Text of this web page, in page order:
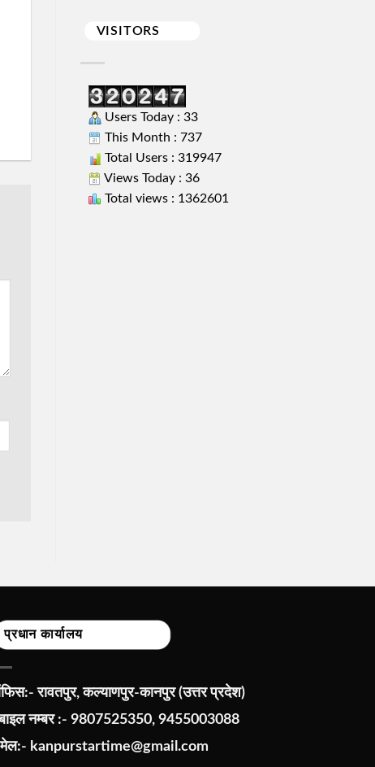
VISITORS
Users Today : 33
This Month : 737
Total Users : 319947
Views Today : 36
Total views : 1362601
प्रधान कार्यालय
रावतपुर, कल्याणपुर-कानपुर (उत्तर प्रदेश)
नम्बर :- 9807525350, 9455003088
kanpurstartime@gmail.com